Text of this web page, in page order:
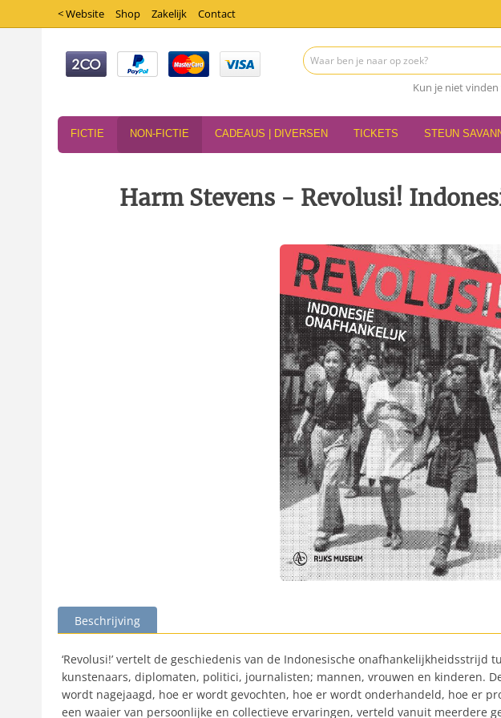
< Website Shop Zakelijk Contact
Kun je niet
FICTIE NON-FICTIE CADEAUS | DIVERSEN TICKETS STEUN
Harm Stevens - Revolusi!
Beschrijving
‘Revolusi!’ vertelt de geschiedenis van de Indonesische
kunstenaars, diplomaten, politici, journalisten; mannen, vrouwen en kinderen.
wordt nagejaagd, hoe er wordt gevochten, hoe er wordt onderhandeld, hoe er
een waaier van persoonlijke en collectieve ervaringen, verteld vanuit